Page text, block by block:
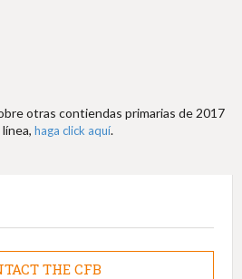
otras contiendas primarias de 2017
haga click aquí.
THE CFB